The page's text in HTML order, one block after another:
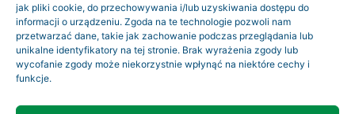
jak pliki cookie, do przechowywania i/lub uzyskiwania dostępu do
informacji o urządzeniu. Zgoda na te technologie pozwoli nam
przetwarzać dane, takie jak zachowanie podczas przeglądania lub
unikalne identyfikatory na tej stronie. Brak wyrażenia zgody lub
wycofanie zgody może niekorzystnie wpłynąć na niektóre cechy i
funkcje.